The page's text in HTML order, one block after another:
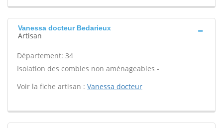
Vanessa docteur Bedarieux
Artisan
Département: 34
Isolation des combles non aménageables -
Voir la fiche artisan : Vanessa docteur